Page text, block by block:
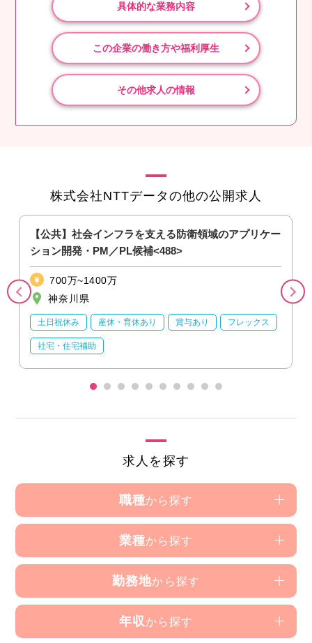
具体的な業務内容
この企業の働き方や福利厚生
その他求人の情報
株式会社NTTデータの他の公開求人
【公共】社会インフラを支える防衛領域のアプリケー
ション開発・PM／PL候補<488>
700万~1400万
神奈川県
土日祝休み 産休・育休あり 賞与あり フレックス
社宅・住宅補助
求人を探す
職種から探す
業種から探す
勤務地から探す
年収 から探す